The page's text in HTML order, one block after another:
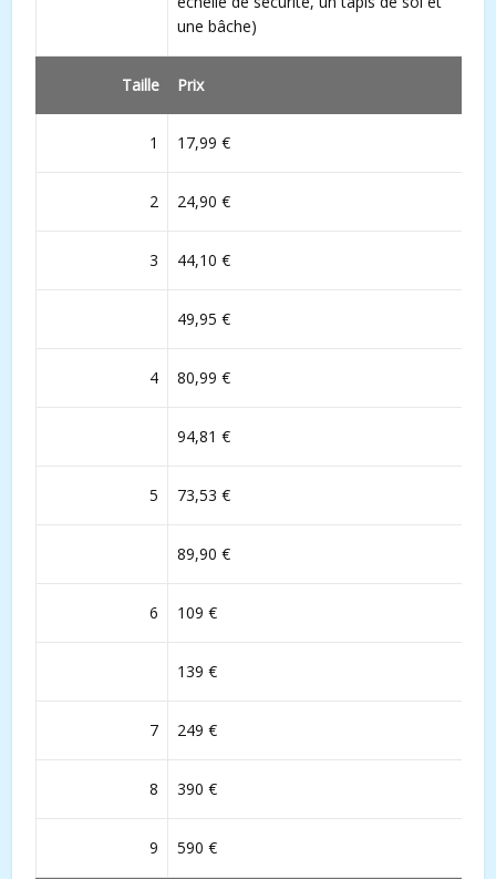
une bâche)
Taille Prix
1 17,99 €
2 24,90 €
3 44,10 €
49,95 €
4 80,99 €
94,81 €
5 73,53 €
89,90 €
6 109 €
139 €
7 249 €
8 390 €
9 590 €